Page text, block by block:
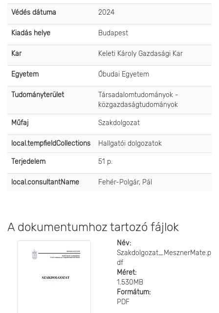
Védés dátuma 2024
Kiadás helye Budapest
Kar Keleti Károly Gazdasági Kar
Egyetem Óbudai Egyetem
Tudományterület
Társadalomtudományok -
közgazdaságtudományok
Műfaj Szakdolgozat
local.tempfieldCollections Hallgatói dolgozatok
Terjedelem 51 p.
local.consultantName Fehér-Polgár, Pál
A dokumentumhoz tartozó fájlok
Név:
Szakdolgozat_MesznerMate.p
df
Méret:
1.530MB
Formátum:
PDF